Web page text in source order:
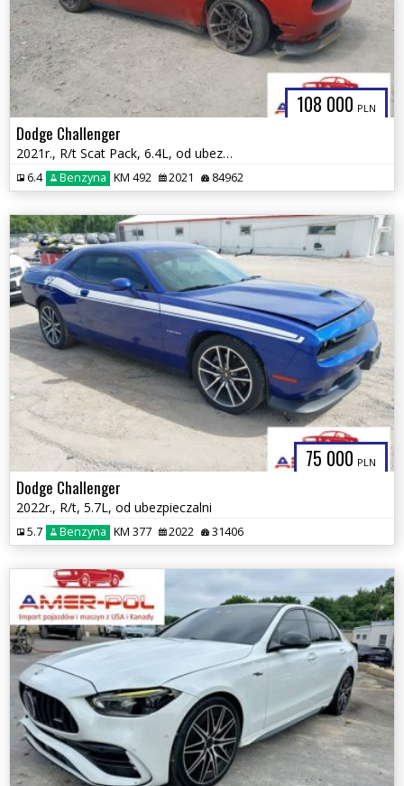
108 000 PLN
Dodge Challenger
2021r., R/t Scat Pack, 6.4L, od ubezpieczalni
6.4 Benzyna KM 492 2021 84962
75 000 PLN
Dodge Challenger
2022r., R/t, 5.7L, od ubezpieczalni
5.7 Benzyna KM 377 2022 31406